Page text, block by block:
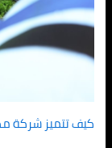
كيف تتميز شركة